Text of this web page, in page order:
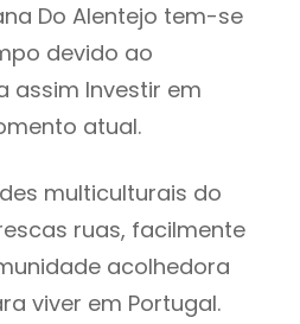
Do Alentejo tem-se
devido ao
assim Investir em
atual.
multiculturais do
ruas, facilmente
acolhedora
viver em Portugal.